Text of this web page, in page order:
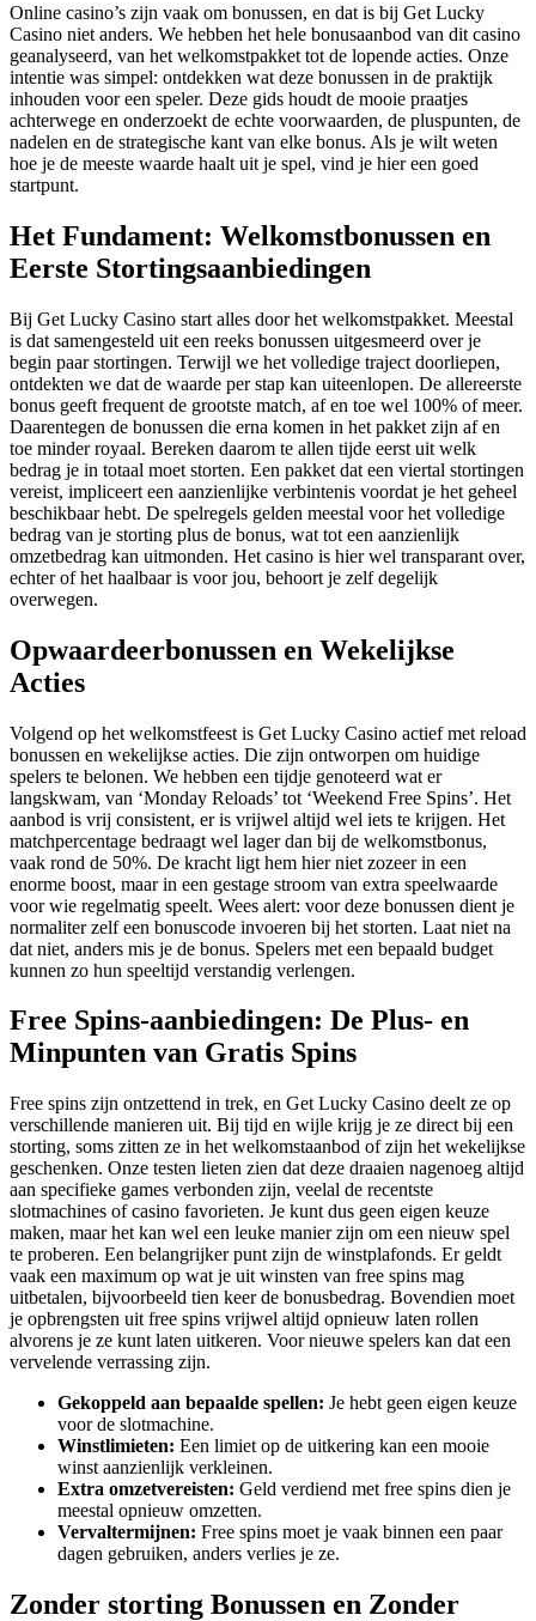
Online casino’s zijn vaak om bonussen, en dat is bij Get Lucky
Casino niet anders. We hebben het hele bonusaanbod van dit casino
geanalyseerd, van het welkomstpakket tot de lopende acties. Onze
intentie was simpel: ontdekken wat deze bonussen in de praktijk
inhouden voor een speler. Deze gids houdt de mooie praatjes
achterwege en onderzoekt de echte voorwaarden, de pluspunten, de
nadelen en de strategische kant van elke bonus. Als je wilt weten
hoe je de meeste waarde haalt uit je spel, vind je hier een goed
startpunt.
Het Fundament: Welkomstbonussen en
Eerste Stortingsaanbiedingen
Bij Get Lucky Casino start alles door het welkomstpakket. Meestal
is dat samengesteld uit een reeks bonussen uitgesmeerd over je
begin paar stortingen. Terwijl we het volledige traject doorliepen,
ontdekten we dat de waarde per stap kan uiteenlopen. De allereerste
bonus geeft frequent de grootste match, af en toe wel 100% of meer.
Daarentegen de bonussen die erna komen in het pakket zijn af en
toe minder royaal. Bereken daarom te allen tijde eerst uit welk
bedrag je in totaal moet storten. Een pakket dat een viertal stortingen
vereist, impliceert een aanzienlijke verbintenis voordat je het geheel
beschikbaar hebt. De spelregels gelden meestal voor het volledige
bedrag van je storting plus de bonus, wat tot een aanzienlijk
omzetbedrag kan uitmonden. Het casino is hier wel transparant over,
echter of het haalbaar is voor jou, behoort je zelf degelijk
overwegen.
Opwaardeerbonussen en Wekelijkse
Acties
Volgend op het welkomstfeest is Get Lucky Casino actief met reload
bonussen en wekelijkse acties. Die zijn ontworpen om huidige
spelers te belonen. We hebben een tijdje genoteerd wat er
langskwam, van ‘Monday Reloads’ tot ‘Weekend Free Spins’. Het
aanbod is vrij consistent, er is vrijwel altijd wel iets te krijgen. Het
matchpercentage bedraagt wel lager dan bij de welkomstbonus,
vaak rond de 50%. De kracht ligt hem hier niet zozeer in een
enorme boost, maar in een gestage stroom van extra speelwaarde
voor wie regelmatig speelt. Wees alert: voor deze bonussen dient je
normaliter zelf een bonuscode invoeren bij het storten. Laat niet na
dat niet, anders mis je de bonus. Spelers met een bepaald budget
kunnen zo hun speeltijd verstandig verlengen.
Free Spins-aanbiedingen: De Plus- en
Minpunten van Gratis Spins
Free spins zijn ontzettend in trek, en Get Lucky Casino deelt ze op
verschillende manieren uit. Bij tijd en wijle krijg je ze direct bij een
storting, soms zitten ze in het welkomstaanbod of zijn het wekelijkse
geschenken. Onze testen lieten zien dat deze draaien nagenoeg altijd
aan specifieke games verbonden zijn, veelal de recentste
slotmachines of casino favorieten. Je kunt dus geen eigen keuze
maken, maar het kan wel een leuke manier zijn om een nieuw spel
te proberen. Een belangrijker punt zijn de winstplafonds. Er geldt
vaak een maximum op wat je uit winsten van free spins mag
uitbetalen, bijvoorbeeld tien keer de bonusbedrag. Bovendien moet
je opbrengsten uit free spins vrijwel altijd opnieuw laten rollen
alvorens je ze kunt laten uitkeren. Voor nieuwe spelers kan dat een
vervelende verrassing zijn.
Gekoppeld aan bepaalde spellen: Je hebt geen eigen keuze
voor de slotmachine.
Winstlimieten: Een limiet op de uitkering kan een mooie
winst aanzienlijk verkleinen.
Extra omzetvereisten: Geld verdiend met free spins dien je
meestal opnieuw omzetten.
Vervaltermijnen: Free spins moet je vaak binnen een paar
dagen gebruiken, anders verlies je ze.
Zonder storting Bonussen en Zonder